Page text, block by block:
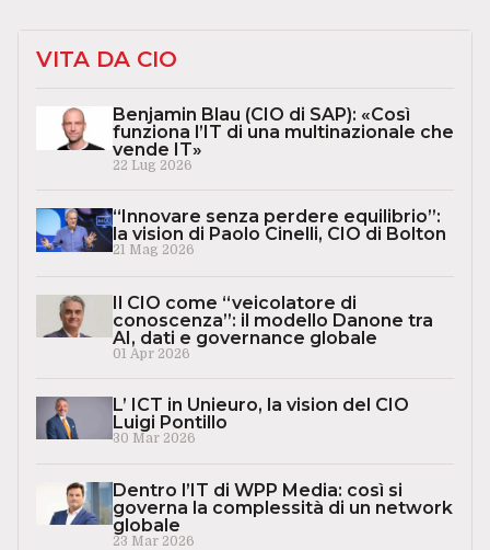
VITA DA CIO
Benjamin Blau (CIO di SAP): «Così
funziona l’IT di una multinazionale che
vende IT»
22 Lug 2026
“Innovare senza perdere equilibrio”:
la vision di Paolo Cinelli, CIO di Bolton
21 Mag 2026
Il CIO come “veicolatore di
conoscenza”: il modello Danone tra
AI, dati e governance globale
01 Apr 2026
L’ ICT in Unieuro, la vision del CIO
Luigi Pontillo
30 Mar 2026
Dentro l’IT di WPP Media: così si
governa la complessità di un network
globale
23 Mar 2026